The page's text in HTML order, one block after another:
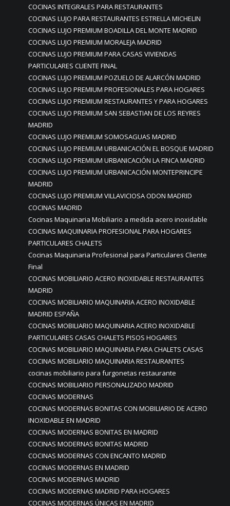
COCINAS INTEGRALES PARA RESTAURANTES
COCINAS LUJO PARA RESTAURANTES ESTRELLA MICHELIN
COCINAS LUJO PREMIUM BOADILLA DEL MONTE MADRID
COCINAS LUJO PREMIUM MORALEJA MADRID
COCINAS LUJO PREMIUM PARA CASAS VIVIENDAS
PARTICULARES CLIENTE FINAL
COCINAS LUJO PREMIUM POZUELO DE ALARCÓN MADRID
COCINAS LUJO PREMIUM PROFESIONALES PARA HOGARES
COCINAS LUJO PREMIUM RESTAURANTES Y PARA HOGARES
COCINAS LUJO PREMIUM SAN SEBASTIAN DE LOS REYRES
MADRID
COCINAS LUJO PREMIUM SOMOSAGUAS MADRID
COCINAS LUJO PREMIUM URBANICACIÓN EL BOSQUE MADRID
COCINAS LUJO PREMIUM URBANICACIÓN LA FINCA MADRID
COCINAS LUJO PREMIUM URBANICACIÓN MONTEPRINCIPE
MADRID
COCINAS LUJO PREMIUM VILLAVICIOSA ODON MADRID
COCINAS MADRID
Cocinas Maquinaria Mobiliario a medida acero inoxidable
COCINAS MAQUINARIA PROFESIONAL PARA HOGARES
PARTICULARES CHALETS
Cocinas Maquinaria Profesional para Particulares Cliente
Final
COCINAS MOBILIARIO ACERO INOXIDABLE RESTAURANTES
MADRID
COCINAS MOBILIARIO MAQUINARIA ACERO INOXIDABLE
MADRID ESPAÑA
COCINAS MOBILIARIO MAQUINARIA ACERO INOXIDABLE
PARTICULARES CASAS CHALETS PISOS HOGARES
COCINAS MOBILIARIO MAQUINARIA PARA CHALETS CASAS
COCINAS MOBILIARIO MAQUINARIA RESTAURANTES
cocinas mobiliario para furgonetas restaurante
COCINAS MOBILIARIO PERSONALIZADO MADRID
COCINAS MODERNAS
COCINAS MODERNAS BONITAS CON MOBILIARIO DE ACERO
INOXIDABLE EN MADRID
COCINAS MODERNAS BONITAS EN MADRID
COCINAS MODERNAS BONITAS MADRID
COCINAS MODERNAS CON ENCANTO MADRID
COCINAS MODERNAS EN MADRID
COCINAS MODERNAS MADRID
COCINAS MODERNAS MADRID PARA HOGARES
COCINAS MODERNAS ÚNICAS EN MADRID